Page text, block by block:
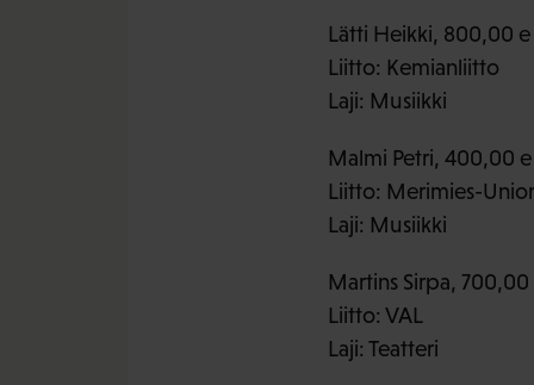
Lätti Heikki, 800,00 e
Liitto: Kemianliitto
Laji: Musiikki
Malmi Petri, 400,00 e
Liitto: Merimies-
Laji: Musiikki
Martins Sirpa, 700,00
Liitto: VAL
Laji: Teatteri